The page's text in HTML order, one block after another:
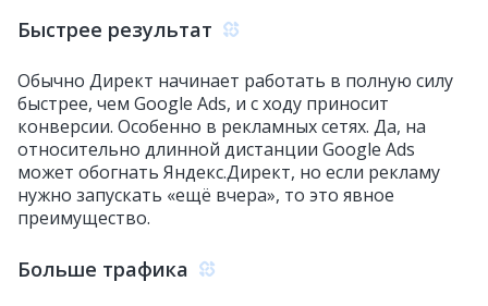
Быстрее результат
Обычно Директ начинает работать в полную силу
быстрее, чем Google Ads, и с ходу приносит
конверсии. Особенно в рекламных сетях. Да, на
относительно длинной дистанции Google Ads
может обогнать Яндекс.Директ, но если рекламу
нужно запускать «ещё вчера», то это явное
преимущество.
Больше трафика